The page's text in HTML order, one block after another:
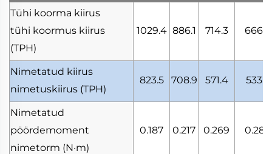
Tühi koorma kiirus
tühi koormus kiirus
(TPH)
1029.4 886.1 714.3 666.7
Nimetatud kiirus
nimetuskiirus (TPH)
823.5 708.9 571.4 533.3
Nimetatud
pöördemoment
nimetorm (N·m)
0.187 0.217 0.269 0.288